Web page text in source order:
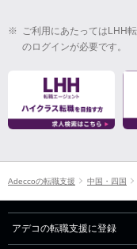
※ ご利用にあたってはLHH
のログインが必要です。
Adeccoの転職支援 中国・四国
アデコの転職支援に登録